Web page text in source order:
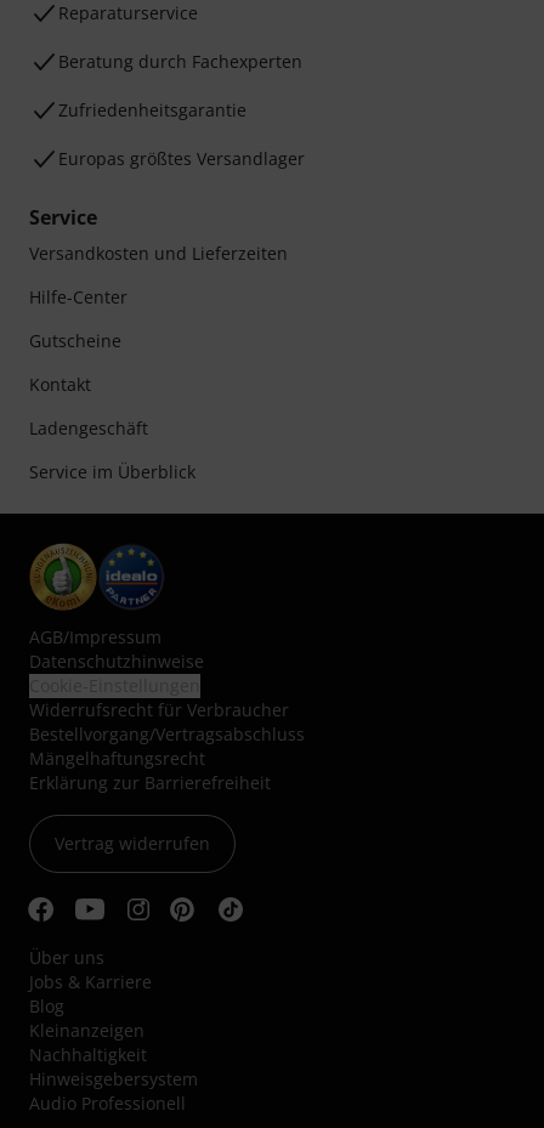
Reparaturservice
Beratung durch Fachexperten
Zufriedenheitsgarantie
Europas größtes Versandlager
Service
Versandkosten und Lieferzeiten
Hilfe-Center
Gutscheine
Kontakt
Ladengeschäft
Service im Überblick
AGB/Impressum
Datenschutzhinweise
Widerrufsrecht für Verbraucher
Bestellvorgang/Vertragsabschluss
Mängelhaftungsrecht
Erklärung zur Barrierefreiheit
Vertrag widerrufen
Über uns
Jobs & Karriere
Blog
Kleinanzeigen
Nachhaltigkeit
Hinweisgebersystem
Audio Professionell